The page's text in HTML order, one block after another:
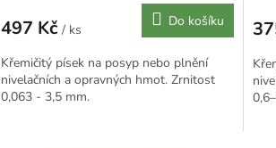
497 Kč / ks
cena:
Do košíku
Křemičitý písek na posyp nebo plnění
nivelačních a opravných hmot. Zrnitost
0,063 - 3,5 mm.